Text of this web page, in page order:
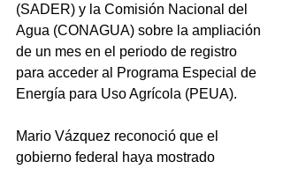
(SADER) y la Comisión Nacional del
Agua (CONAGUA) sobre la ampliación
de un mes en el periodo de registro
para acceder al Programa Especial de
Energía para Uso Agrícola (PEUA).
Mario Vázquez reconoció que el
gobierno federal haya mostrado